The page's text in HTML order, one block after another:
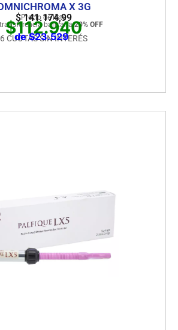
X 3G
Precio de lista
$141.174,99
bancaria20% OFF
$112.940
6 CUOTAS SIN INTERÉS
de $23.529